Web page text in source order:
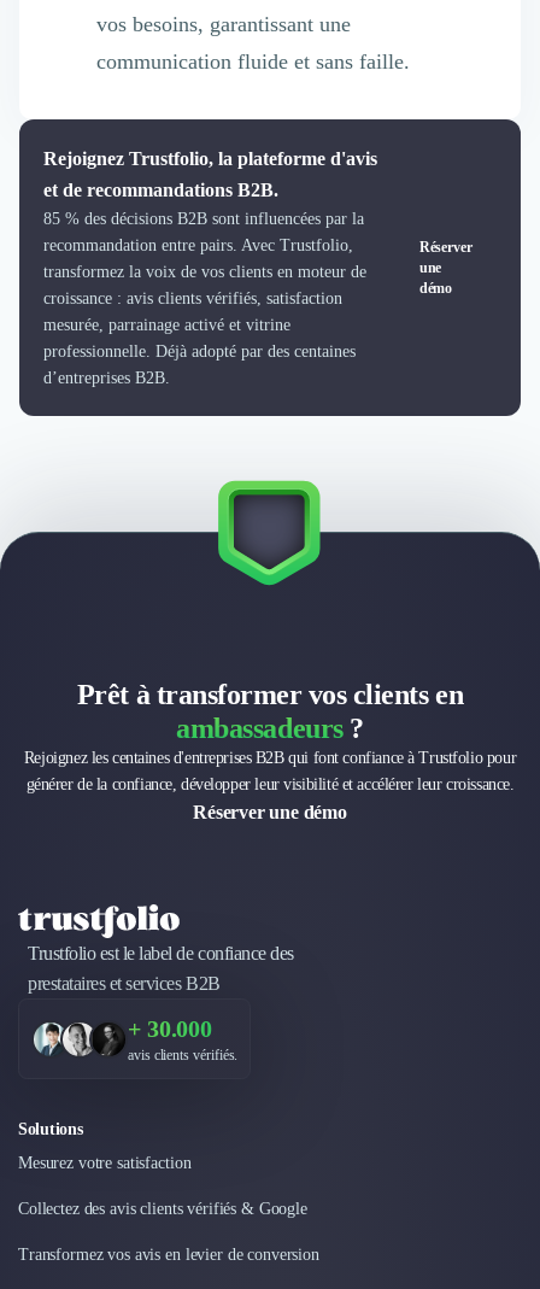
vos besoins, garantissant une
communication fluide et sans faille.
Rejoignez Trustfolio, la plateforme d'avis
et de recommandations B2B.
85 % des décisions B2B sont influencées par la
recommandation entre pairs. Avec Trustfolio,
transformez la voix de vos clients en moteur de
croissance : avis clients vérifiés, satisfaction
mesurée, parrainage activé et vitrine
professionnelle. Déjà adopté par des centaines
d’entreprises B2B.
Réserver
une
démo
Prêt à transformer vos clients en
ambassadeurs?
Rejoignez les centaines d'entreprises B2B qui font confiance à Trustfolio pour
générer de la confiance, développer leur visibilité et accélérer leur croissance.
Réserver une démo
Trustfolio est le label de confiance des
prestataires et services B2B
+ 30.000
avis clients vérifiés.
Solutions
Mesurez votre satisfaction
Collectez des avis clients vérifiés & Google
Transformez vos avis en levier de conversion